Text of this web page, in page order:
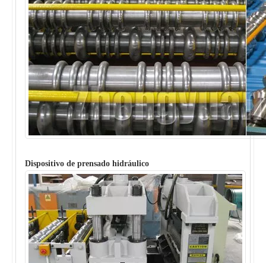
Dispositivo de prensado hidráulico